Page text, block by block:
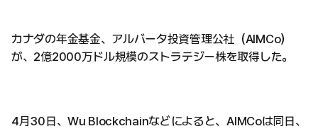
カナダの年金基金、アルバータ投資管理公社（AIMCo）
が、2億2000万ドル規模のストラテジー株を取得した。
4月30日、Wu Blockchainなどによると、AIMCoは同日、